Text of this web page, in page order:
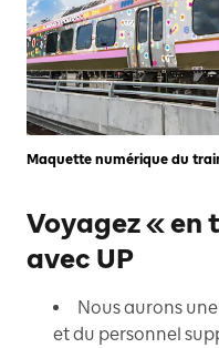
Maquette numérique du
Voyagez « en
avec UP
Nous aurons
et du personnel